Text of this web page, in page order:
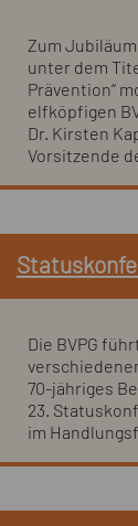
Zum
unter dem
Prävention“
elfköpfigen
Dr. Kirsten
Vorsitzende
Die BVPG
70-jähriges
23.
im